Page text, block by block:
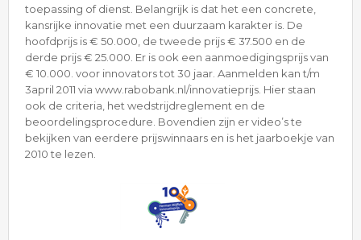
toepassing of dienst. Belangrijk is dat het een concrete,
kansrijke innovatie met een duurzaam karakter is. De
hoofdprijs is € 50.000, de tweede prijs € 37.500 en de
derde prijs € 25.000. Er is ook een aanmoedigingsprijs van
€ 10.000. voor innovators tot 30 jaar. Aanmelden kan t/m
3april 2011 via www.rabobank.nl/innovatieprijs. Hier staan
ook de criteria, het wedstrijdreglement en de
beoordelingsprocedure. Bovendien zijn er video’s te
bekijken van eerdere prijswinnaars en is het jaarboekje van
2010 te lezen.